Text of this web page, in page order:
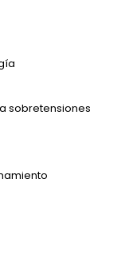
sobretensiones